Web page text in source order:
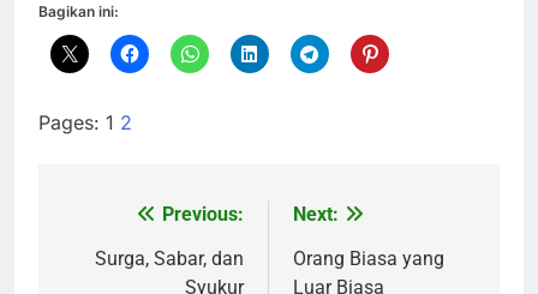
Bagikan ini:
Pages: 1 2
Navigasi
pos
Previous:
Surga, Sabar, dan
Syukur
Next:
Orang Biasa yang
Luar Biasa